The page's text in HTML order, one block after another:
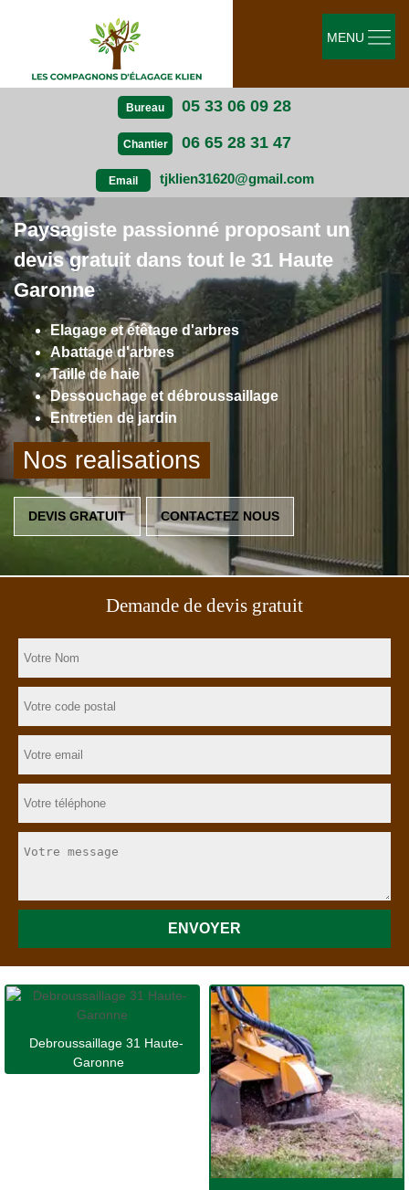
Bureau 05 33 06 09 28
Chantier 06 65 28 31 47
Email tjklien31620@gmail.com
MENU
Paysagiste passionné proposant un
devis gratuit dans tout le 31 Haute
Garonne
Elagage et étêtage d'arbres
Abattage d'arbres
Taille de haie
Dessouchage et débroussaillage
Entretien de jardin
Nos realisations
DEVIS GRATUIT CONTACTEZ NOUS
Demande de devis gratuit
Debroussaillage 31 Haute-
Garonne